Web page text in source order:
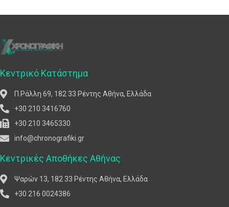
Κεντρικό Κατάστημα
Π.Ράλλη 69, 182 33 Ρέντης Αθήνα, Ελλάδα
+30 210 3416760
+30 210 3465330
info@chronografiki.gr
Κεντρικές Αποθήκες Αθήνας
Ψαρών 13, 182 33 Ρέντης Αθήνα, Ελλάδα
+30 216 0024386